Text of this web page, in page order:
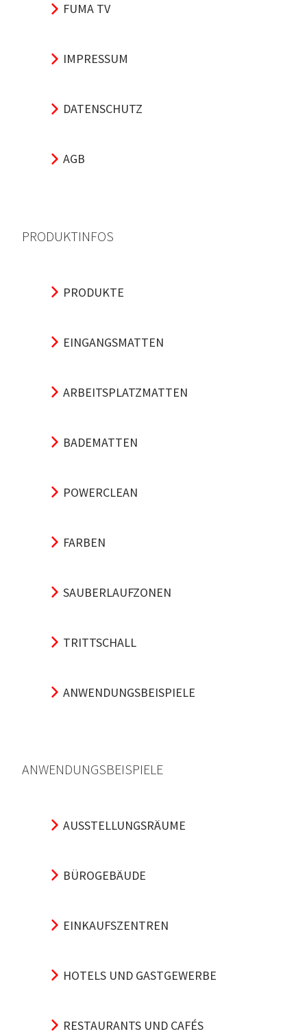
FUMA TV
IMPRESSUM
DATENSCHUTZ
AGB
PRODUKTINFOS
PRODUKTE
EINGANGSMATTEN
ARBEITSPLATZMATTEN
BADEMATTEN
POWERCLEAN
FARBEN
SAUBERLAUFZONEN
TRITTSCHALL
ANWENDUNGSBEISPIELE
ANWENDUNGSBEISPIELE
AUSSTELLUNGSRÄUME
BÜROGEBÄUDE
EINKAUFSZENTREN
HOTELS UND GASTGEWERBE
RESTAURANTS UND CAFÉS